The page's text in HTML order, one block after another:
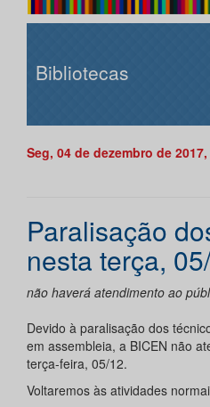
Bibliotecas
Seg, 04 de dezembro de
Paralisação
nesta terça,
não haverá atendimento ao
Devido à paralisação dos
em assembleia, a BICEN não
terça-feira, 05/12.
Voltaremos às atividades